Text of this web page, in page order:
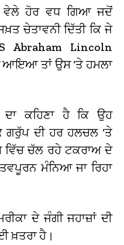
ਵੇਲੇ ਹੋਰ ਵਧ ਗਿਆ ਜਦੋਂ
ਚੇਤਾਵਨੀ ਦਿੱਤੀ ਕਿ ਜੇ
Abraham Lincoln
ਆਇਆ ਤਾਂ ਉਸ ‘ਤੇ ਹਮਲਾ
ਦਾ ਕਹਿਣਾ ਹੈ ਕਿ ਉਹ
ਗਰੁੱਪ ਦੀ ਹਰ ਹਲਚਲ ‘ਤੇ
ਚੱਲ ਰਹੇ ਟਕਰਾਅ ਦੇ
ਮੰਨਿਆ ਜਾ ਰਿਹਾ
ਦੇ ਜੰਗੀ ਜਹਾਜ਼ਾਂ ਦੀ
ਖ਼ਤਰਾ ਹੈ।